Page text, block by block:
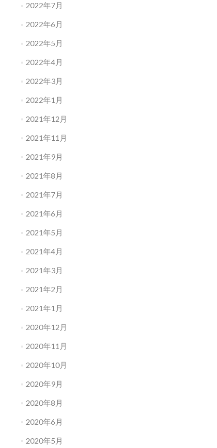
2022年7月
2022年6月
2022年5月
2022年4月
2022年3月
2022年1月
2021年12月
2021年11月
2021年9月
2021年8月
2021年7月
2021年6月
2021年5月
2021年4月
2021年3月
2021年2月
2021年1月
2020年12月
2020年11月
2020年10月
2020年9月
2020年8月
2020年6月
2020年5月